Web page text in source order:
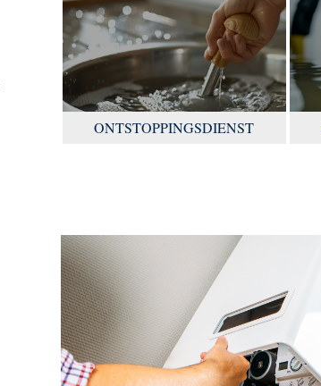
ONTSTOPPINGSDIENST